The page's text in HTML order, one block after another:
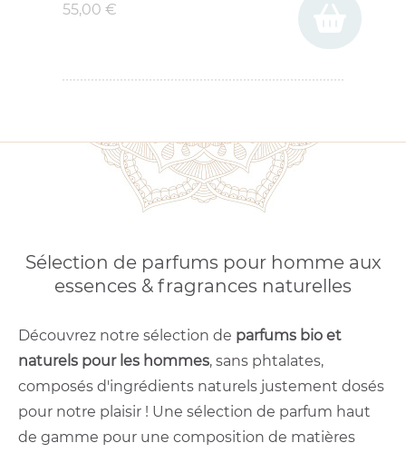
55,00 €
Sélection de parfums pour homme aux
essences & fragrances naturelles
Découvrez notre sélection de parfums bio et
naturels pour les hommes, sans phtalates,
composés d'ingrédients naturels justement dosés
pour notre plaisir ! Une sélection de parfum haut
de gamme pour une composition de matières